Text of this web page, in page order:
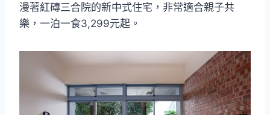
漫著紅磚三合院的新中式住宅，非常適合親子共
樂，一泊一食3,299元起。